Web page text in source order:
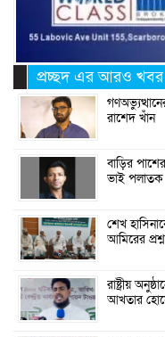
প্রচ্ছদ এর আরও খবর
রাশেদ খাঁন
বাড়ির
ভাই পলাতক
শেখ
আমিরের প্রশ্ন
রাষ্ট্রীয়
আখতার